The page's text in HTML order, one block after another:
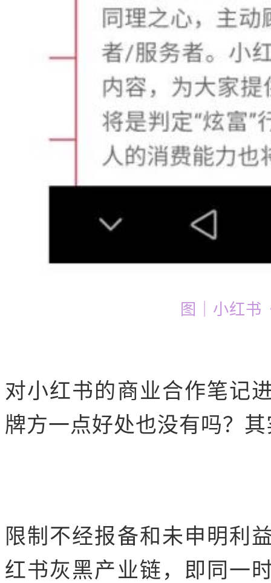
图｜小红书
对小红书的商业合作笔记
牌方一点好处也没有吗？
限制不经报备和未申明利
红书灰黑产业链，即同一